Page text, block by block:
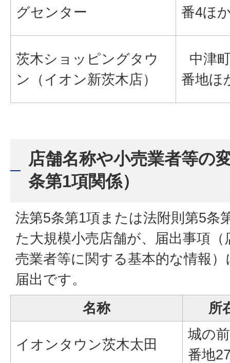
グセンター
番4ほ
茨木ショッピングタウ
ン（イオン新茨木店）
中津
番地ほ
店舗名称や小売業者等の
条第1項関係）
法第5条第1項または法附則第5条
た大規模小売店舗が、届出事項
売業者等に関する基本的な情報
届出です。
名称
所
イオンタウン茨木太田
城の
番地